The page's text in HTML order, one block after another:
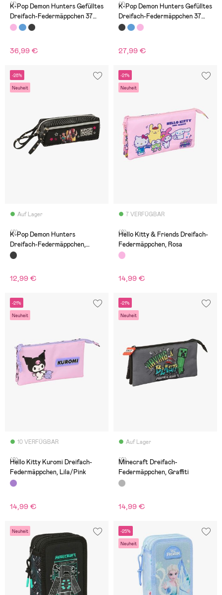
(1)
K-Pop Demon Hunters Gefülltes
Dreifach-Federmäppchen 37
Teile, Artist
36,99 €
(1)
K-Pop Demon Hunters Gefülltes
Dreifach-Federmäppchen 37
Teile, Energy
27,99 €
-28%
Neuheit
Auf Lager
(0)
K-Pop Demon Hunters
Dreifach-Federmäppchen,
Energy
12,99 €
-21%
Neuheit
7 VERFÜGBAR
(0)
Hello Kitty & Friends Dreifach-
Federmäppchen, Rosa
14,99 €
-21%
Neuheit
10 VERFÜGBAR
(0)
Hello Kitty Kuromi Dreifach-
Federmäppchen, Lila/Pink
14,99 €
-21%
Neuheit
Auf Lager
(0)
Minecraft Dreifach-
Federmäppchen, Graffiti
14,99 €
Neuheit -25%
Neuheit